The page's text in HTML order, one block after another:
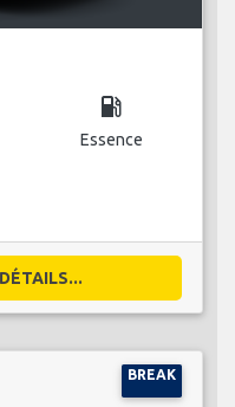
local_gas_station
Essence
BREAK